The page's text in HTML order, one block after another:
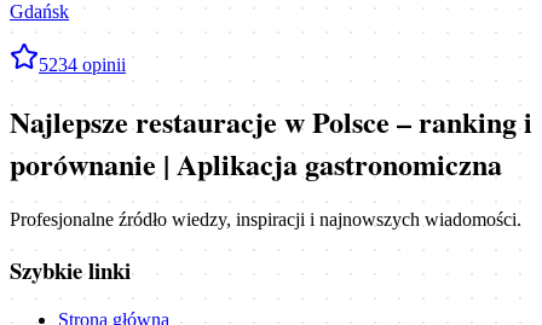
Gdańsk
5234 opinii
Najlepsze restauracje w Polsce – ranking i
porównanie | Aplikacja gastronomiczna
Profesjonalne źródło wiedzy, inspiracji i najnowszych wiadomości.
Szybkie linki
Strona główna